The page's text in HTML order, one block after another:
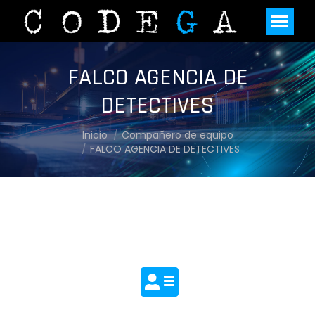
FALCO AGENCIA DE
DETECTIVES
Estás aquí: Inicio
Compañero de equipo
FALCO AGENCIA DE DETECTIVES